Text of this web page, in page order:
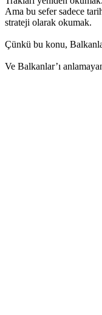
Ama bu sefer sadece
strateji olarak okumak.
Çünkü bu konu,
Ve Balkanlar’ı